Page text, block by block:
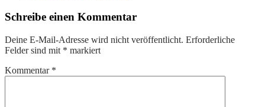
Schreibe einen Kommentar
Deine E-Mail-Adresse wird nicht veröffentlicht. Erforderliche
Felder sind mit * markiert
Kommentar *